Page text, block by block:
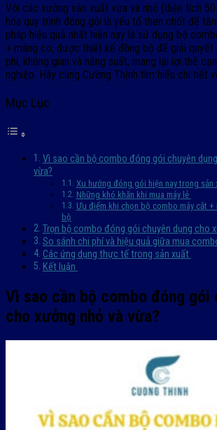
Với các xưởng sản xuất vừa và nhỏ (diện tích
hóa quy trình đóng gói là yếu tố then chốt để
pháp hiệu quả nhất hiện nay là sử dụng bộ
+ màng co, được thiết kế đồng bộ để giải quyết
phí, không gian và năng suất, mang lại lợi thế
nghiệp. Hãy cùng Cường Thịnh tìm hiểu chi tiết
Mục Lục
Vì sao cần bộ combo đóng gói chuyên
vừa?
Xu hướng đóng gói hiện nay trong sản
Những khó khăn khi mua máy lẻ
Ưu điểm khi chọn bộ combo máy cắt
bộ
Trọn bộ combo đóng gói chuyên dụng cho
So sánh chi phí và hiệu quả giữa mua
Các ứng dụng thực tế trong sản xuất
Kết luận
Vì sao cần bộ combo đóng gói
cho xưởng nhỏ và vừa?